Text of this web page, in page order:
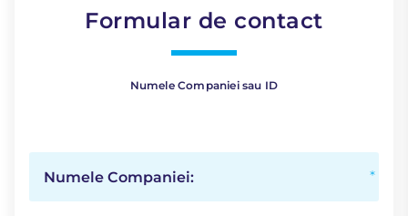
Formular de contact
Numele Companiei sau ID
Numele Companiei: